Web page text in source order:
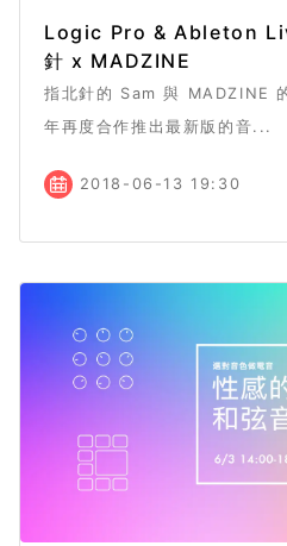
Logic Pro & Ableton
針 x MADZINE
指北針的 Sam 與 MADZINE
年再度合作推出最新版的音...
2018-06-13 19:30